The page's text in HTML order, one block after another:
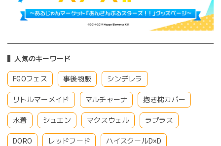
人気のキーワード
FGOフェス 事後物販 シンデレラ
リトルマーメイド マルチャーナ 抱き枕カバー
水着 シュエン マクスウェル ラプラス
DORO レッドフード ハイスクールD×D